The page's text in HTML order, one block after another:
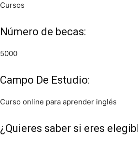
Cursos
Número de becas:
5000
Campo De Estudio:
Curso online para aprender inglés
¿Quieres saber si eres